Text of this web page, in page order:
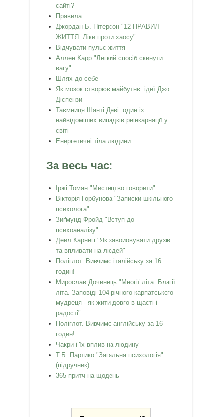
сайті?
Правила
Джордан Б. Пітерсон "12 ПРАВИЛ
ЖИТТЯ. Ліки проти хаосу"
Відчувати пульс життя
Аллен Карр "Легкий спосiб скинути
вагу"
Шлях до себе
Як мозок створює майбутнє: ідеї Джо
Діспензи
Таємниця Шанті Деві: один із
найвідоміших випадків реінкарнації у
світі
Енергетичні тіла людини
За весь час:
Іржі Томан "Мистецтво говорити"
Вікторія Горбунова "Записки шкільного
психолога"
Зиґмунд Фройд "Вступ до
психоаналізу"
Дейл Карнегі "Як завойовувати друзів
та впливати на людей"
Поліглот. Вивчимо італійську за 16
годин!
Мирослав Дочинець "Многії літа. Благії
літа. Заповіді 104-річного карпатського
мудреця - як жити довго в щасті і
радості"
Поліглот. Вивчимо англійську за 16
годин!
Чакри і їх вплив на людину
Т.Б. Партико "Загальна психологія"
(підручник)
365 притч на щодень